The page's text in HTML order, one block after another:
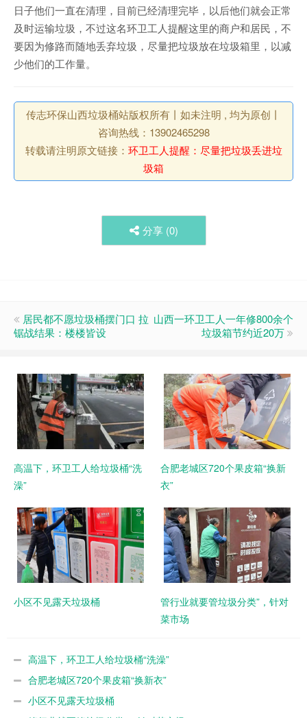
日子他们一直在清理，目前已经清理完毕，以后他们就会正常
及时运输垃圾，不过这名环卫工人提醒这里的商户和居民，不
要因为修路而随地丢弃垃圾，尽量把垃圾放在垃圾箱里，以减
少他们的工作量。
传志环保山西垃圾桶站版权所有丨如未注明 , 均为原创丨
咨询热线：13902465298
转载请注明原文链接： 环卫工人提醒：尽量把垃圾丢进垃
圾箱
分享 (0)
居民都不愿垃圾桶摆门口 拉
锯战结果：楼楼皆设
山西一环卫工人一年修800余个
垃圾箱节约近20万
高温下，环卫工人给垃圾桶“洗
澡”
合肥老城区720个果皮箱“换新
衣”
小区不见露天垃圾桶
管行业就要管垃圾分类”，针对
菜市场
高温下，环卫工人给垃圾桶“洗澡”
合肥老城区720个果皮箱“换新衣”
小区不见露天垃圾桶